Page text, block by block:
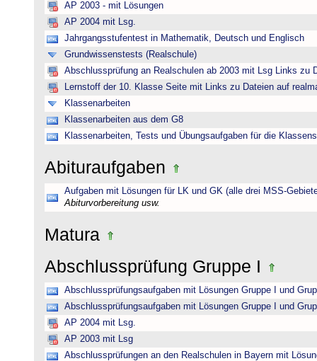
AP 2003 - mit Lösungen
AP 2004 mit Lsg.
Jahrgangsstufentest in Mathematik, Deutsch und Englisch
Grundwissenstests (Realschule)
Abschlussprüfung an Realschulen ab 2003 mit Lsg Links zu
Lernstoff der 10. Klasse Seite mit Links zu Dateien auf
Klassenarbeiten
Klassenarbeiten aus dem G8
Klassenarbeiten, Tests und Übungsaufgaben für die
Abituraufgaben
Aufgaben mit Lösungen für LK und GK (alle drei MSS-
Abiturvorbereitung usw.
Matura
Abschlussprüfung Gruppe I
Abschlussprüfungsaufgaben mit Lösungen Gruppe I und
Abschlussprüfungsaufgaben mit Lösungen Gruppe I und
AP 2004 mit Lsg.
AP 2003 mit Lsg
Abschlussprüfungen an den Realschulen in Bayern mit